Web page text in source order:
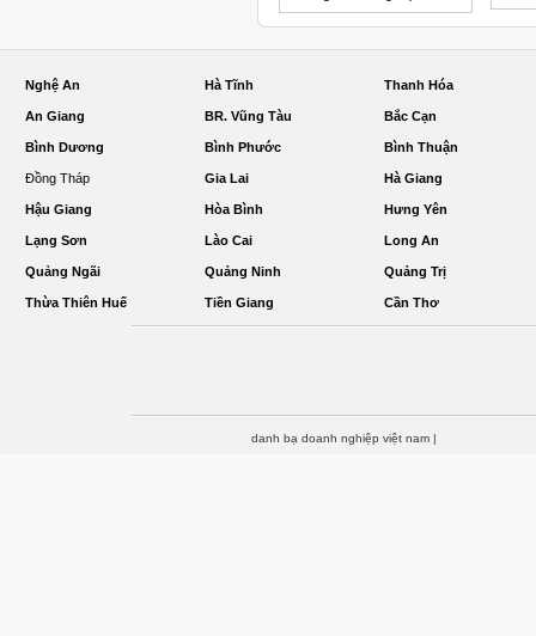
Nghệ An Hà Tĩnh Thanh Hóa
An Giang BR. Vũng Tàu Bắc Cạn
Bình Dương Bình Phước Bình Thuận
Đồng Tháp Gia Lai Hà Giang
Hậu Giang Hòa Bình Hưng Yên
Lạng Sơn Lào Cai Long An
Quảng Ngãi Quảng Ninh Quảng Trị
Thừa Thiên Huế Tiền Giang Cần Thơ
danh bạ doanh nghiệp việt nam |